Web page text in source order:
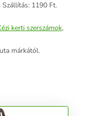
Szállítás: 1190 Ft.
kerti szerszámok,
márkától.